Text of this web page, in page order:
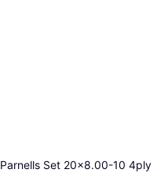
Parnells Set 20x8.00-10 4ply